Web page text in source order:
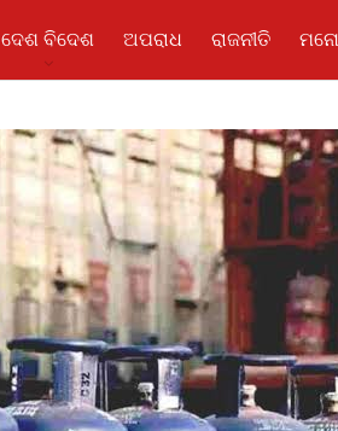
ଦେଶ ବିଦେଶ ଅପରାଧ ରାଜନୀତି